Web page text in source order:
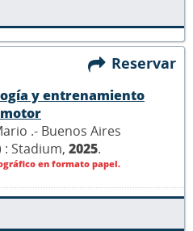
Reservar
y entrenamiento
.- Buenos Aires
Stadium, 2025.
en formato papel.